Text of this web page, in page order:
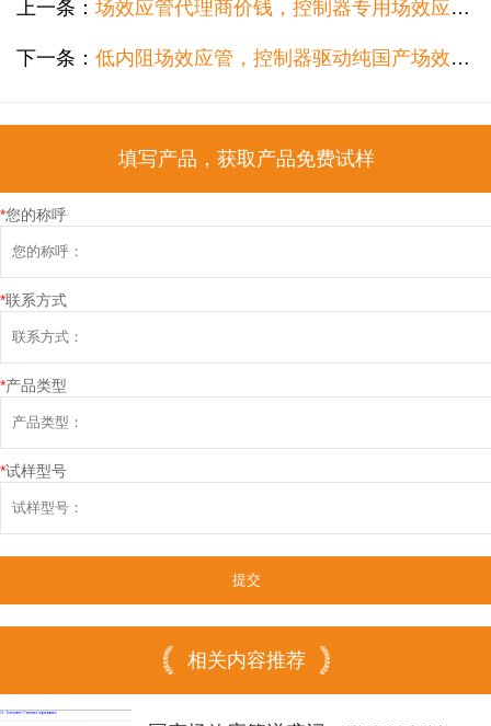
上一条： 场效应管代理商价钱，控制器专用场效应管代理商哪个好？
下一条： 低内阻场效应管，控制器驱动纯国产场效应管型号推荐
填写产品，获取产品免费试样
*您的称呼
*联系方式
*产品类型
*试样型号
相关内容推荐